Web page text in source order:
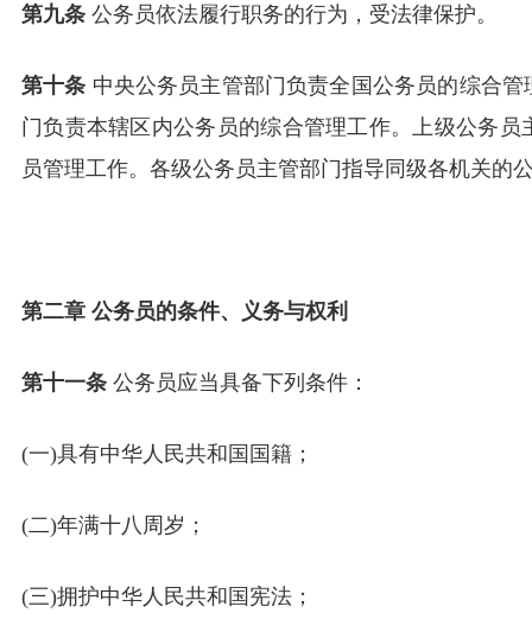
第九条公务员依法履行职务的行为，受法律保护。
第十条 中央公务员主管部门负责全国公务员的综合
门负责本辖区内公务员的综合管理工作。上级公务
员管理工作。各级公务员主管部门指导同级各机关的
第二章 公务员的条件、义务与权利
第十一条公务员应当具备下列条件：
(一)具有中华人民共和国国籍；
(二)年满十八周岁；
(三)拥护中华人民共和国宪法；